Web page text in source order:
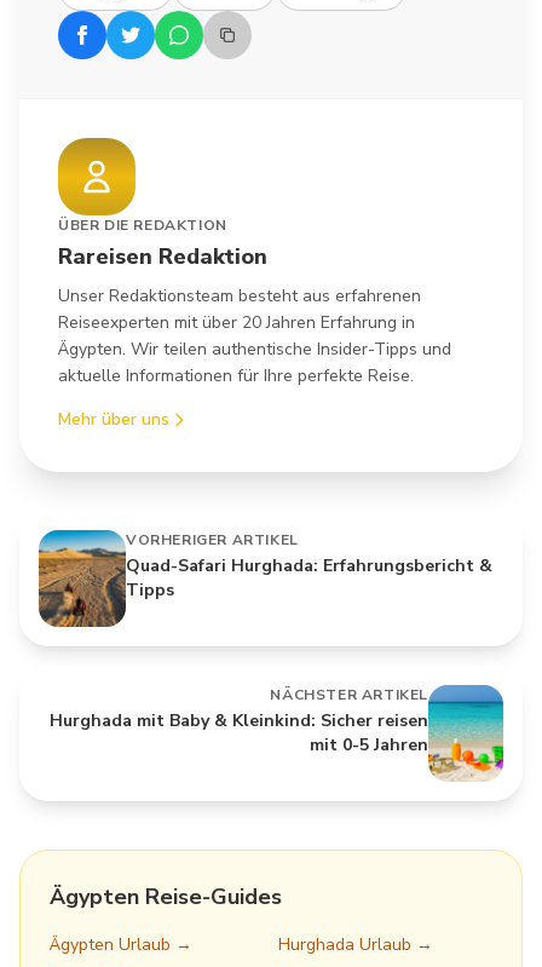
ÜBER DIE REDAKTION
Rareisen Redaktion
Unser Redaktionsteam besteht aus erfahrenen
Reiseexperten mit über 20 Jahren Erfahrung in
Ägypten. Wir teilen authentische Insider-Tipps und
aktuelle Informationen für Ihre perfekte Reise.
Mehr über uns
VORHERIGER ARTIKEL
Quad-Safari Hurghada: Erfahrungsbericht &
Tipps
NÄCHSTER ARTIKEL
Hurghada mit Baby & Kleinkind: Sicher reisen
mit 0-5 Jahren
Ägypten Reise-Guides
Ägypten Urlaub →
Hurghada Urlaub →